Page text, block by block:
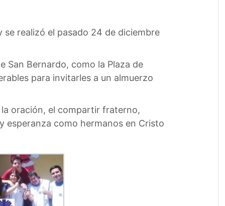
realizó el pasado 24 de diciembre
San Bernardo, como la Plaza de
para invitarles a un almuerzo
oración, el compartir fraterno,
esperanza como hermanos en Cristo